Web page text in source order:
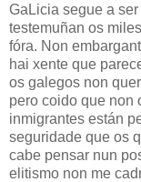
GaLicia segue a
testemuñan os
fóra. Non
hai xente que
os galegos non
pero coido que non
inmigrantes están
seguridade que os
cabe pensar nun
elitismo non me